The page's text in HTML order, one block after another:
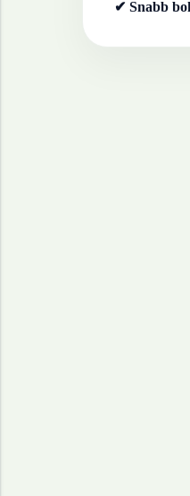
✔ Snabb